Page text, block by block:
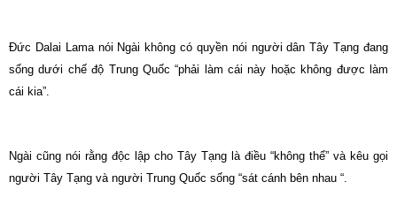
Đức Dalai Lama nói Ngài không có quyền nói người dân Tây Tạng đang
sống dưới chế độ Trung Quốc “phải làm cái này hoặc không được làm
cái kia”.
Ngài cũng nói rằng độc lập cho Tây Tạng là điều “không thể” và kêu gọi
người Tây Tạng và người Trung Quốc sống “sát cánh bên nhau “.